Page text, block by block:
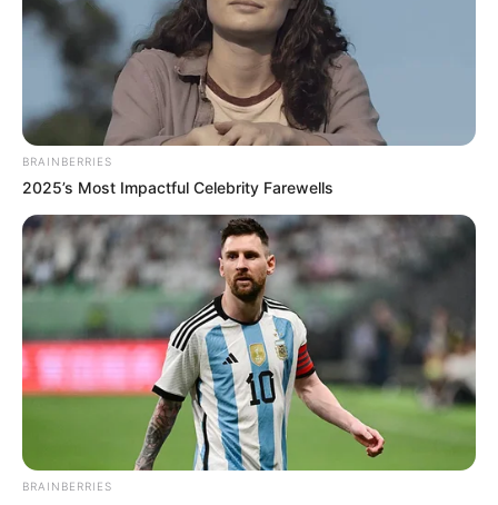
– Izé…. a szív.
– Bravó! És a harmadik?
– Öööö… áááá… mi is volt? Pedig a férjem az éjszaka a fejembe verte,
most is itt van a nyelvemen…